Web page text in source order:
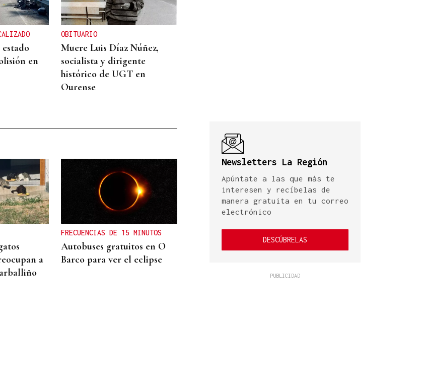
en
OBITUARIO
Muere Luis Díaz Núñez,
socialista y dirigente
histórico de UGT en
Ourense
a
FRECUENCIAS DE 15 MINUTOS
Autobuses gratuitos en O
Barco para ver el eclipse
Newsletters La Región
Apúntate a las que más te
interesen y recíbelas de
manera gratuita en tu correo
electrónico
DESCÚBRELAS